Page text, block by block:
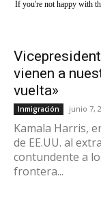
If you're not happy with
vienen a
vuelta»
Inmigración junio 7,
Kamala Harris,
de EE.UU. al
contundente a
frontera...